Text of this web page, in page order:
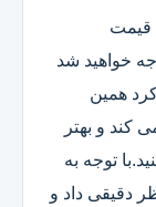
قیمت
خواهید شد
همین
کند و بهتر
توجه به
دقیقی داد و